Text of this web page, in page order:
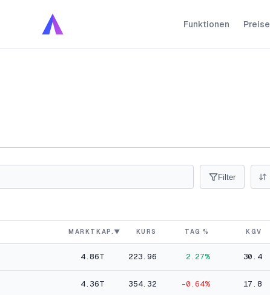
Funktionen Preise
Filter
MARKTKAP. ▼ KURS TAG % KGV
4.86T 223.96 2.27% 30.4
4.36T 354.32 -0.64% 17.8